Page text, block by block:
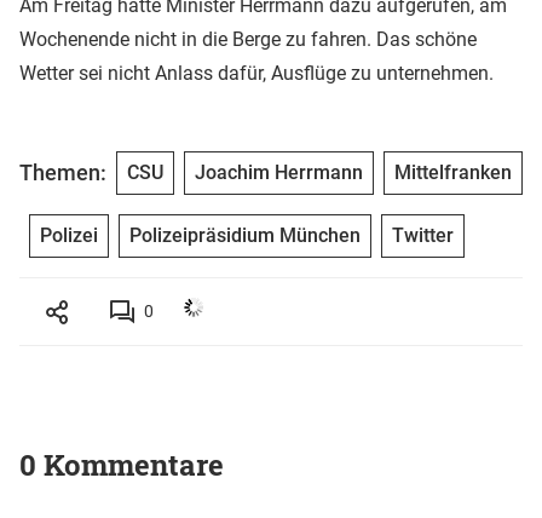
Am Freitag hatte Minister Herrmann dazu aufgerufen, am
Wochenende nicht in die Berge zu fahren. Das schöne
Wetter sei nicht Anlass dafür, Ausflüge zu unternehmen.
Themen: CSU Joachim Herrmann Mittelfranken
Polizei Polizeipräsidium München Twitter
0
0 Kommentare